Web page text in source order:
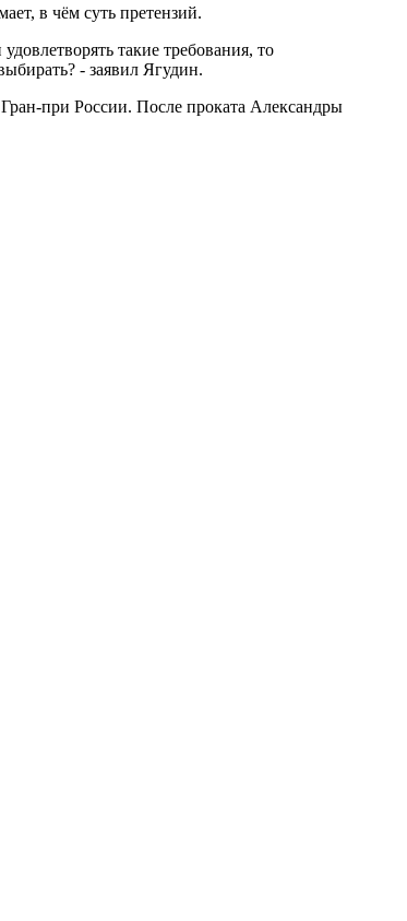
в чём суть претензий.
такие требования, то
- заявил Ягудин.
при России. После проката Александры